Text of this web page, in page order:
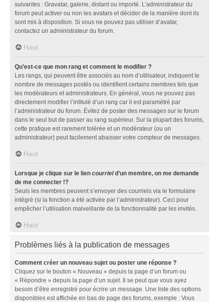
suivantes : Gravatar, galerie, distant ou importé. L’administrateur du
forum peut activer ou non les avatars et décider de la manière dont ils
sont mis à disposition. Si vous ne pouvez pas utiliser d’avatar,
contactez un administrateur du forum.
Haut
Qu’est-ce que mon rang et comment le modifier ?
Les rangs, qui peuvent être associés au nom d’utilisateur, indiquent le
nombre de messages postés ou identifient certains membres tels que
les modérateurs et administrateurs. En général, vous ne pouvez pas
directement modifier l’intitulé d’un rang car il est paramétré par
l’administrateur du forum. Évitez de poster des messages sur le forum
dans le seul but de passer au rang supérieur. Sur la plupart des forums,
cette pratique est rarement tolérée et un modérateur (ou un
administrateur) peut facilement abaisser votre compteur de messages.
Haut
Lorsque je clique sur le lien courrield’un membre, on me demande
de me connecter !?
Seuls les membres peuvent s’envoyer des courriels via le formulaire
intégré (si la fonction a été activée par l’administrateur). Ceci pour
empêcher l’utilisation malveillante de la fonctionnalité par les invités.
Haut
Problèmes liés à la publication de messages
Comment créer un nouveau sujet ou poster une réponse ?
Cliquez sur le bouton « Nouveau » depuis la page d’un forum ou
« Répondre » depuis la page d’un sujet. Il se peut que vous ayez
besoin d’être enregistré pour écrire un message. Une liste des options
disponibles est affichée en bas de page des forums, exemple : Vous